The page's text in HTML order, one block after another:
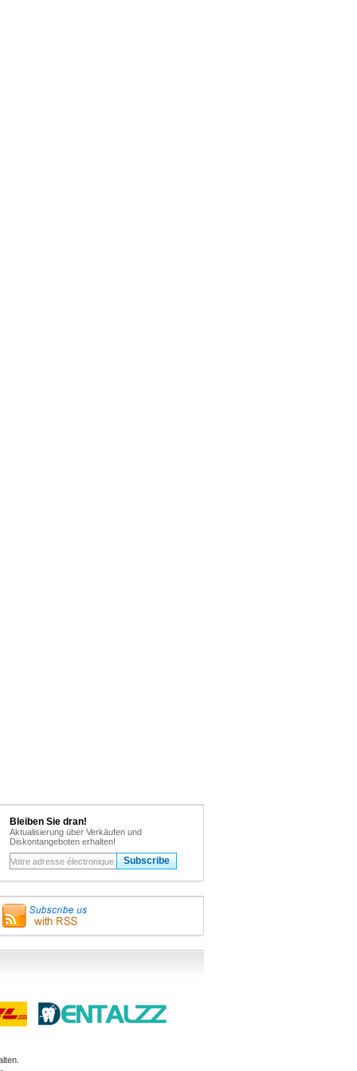
Bleiben Sie dran!
Aktualisierung über Verkäufen und
Diskontangeboten erhalten!